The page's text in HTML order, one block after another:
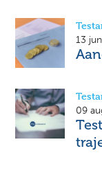
13
09